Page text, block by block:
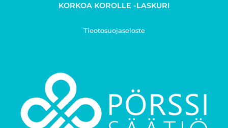
KORKOA KOROLLE -LASKURI
Tieotosuojaseloste